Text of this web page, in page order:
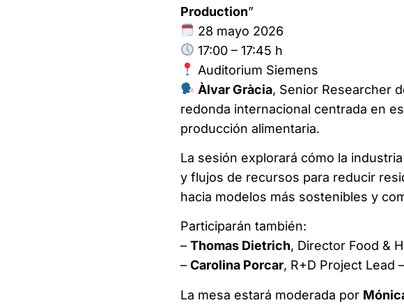
Production”
28 mayo 2026
17:00 – 17:45 h
Auditorium Siemens
Àlvar Gràcia, Senior Researcher
redonda internacional centrada en
producción alimentaria.
La sesión explorará cómo la
y flujos de recursos para reducir
hacia modelos más sostenibles y
Participarán también:
– Thomas Dietrich, Director Food &
– Carolina Porcar, R+D Project Lead –
La mesa estará moderada por